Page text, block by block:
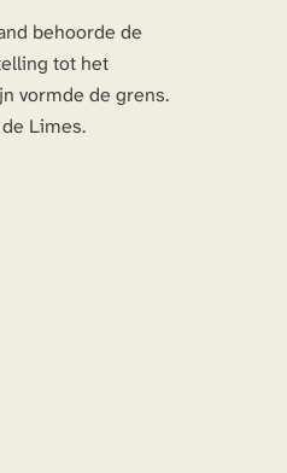
behoorde de
tot het
vormde de grens.
Limes.